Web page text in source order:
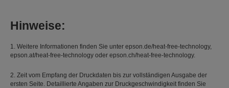
Hinweise:
1. Weitere Informationen finden Sie unter epson.de/heat-free-technology,
epson.at/heat-free-technology oder epson.ch/heat-free-technology.
2. Zeit vom Empfang der Druckdaten bis zur vollständigen Ausgabe der
ersten Seite. Detaillierte Angaben zur Druckgeschwindigkeit finden Sie